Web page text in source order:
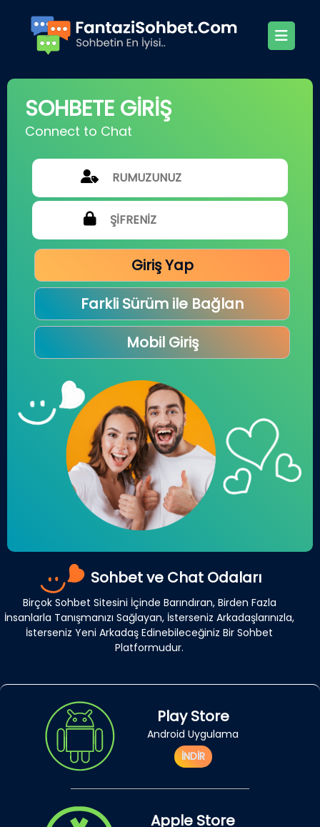
SOHBETE GİRİŞ
Connect to Chat
Giriş Yap
Farkli Sürüm ile Bağlan
Mobil Giriş
Sohbet ve Chat Odaları
Birçok Sohbet Sitesini İçinde Barındıran, Birden Fazla
İnsanlarla Tanışmanızı Sağlayan, İsterseniz Arkadaşlarınızla,
İsterseniz Yeni Arkadaş Edinebileceğiniz Bir Sohbet
Platformudur.
Play Store
Android Uygulama
İNDİR
Apple Store